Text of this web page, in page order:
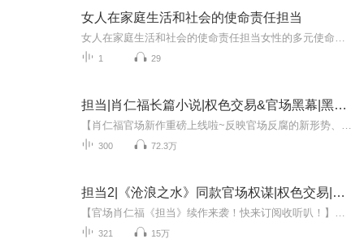
女人在家庭生活和社会的使命责任担当
1 29
担当|肖仁福长篇小说|权色交易&官场黑幕|黑吃黑
300 72.3万
担当2|《沧浪之水》同款官场权谋|权色交易|厚黑学
321 15万